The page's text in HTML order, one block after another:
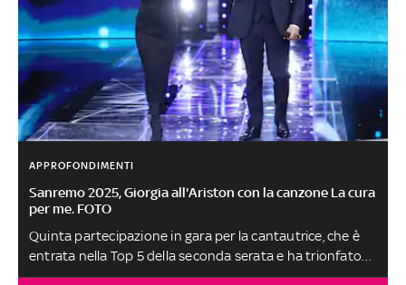
APPROFONDIMENTI
Sanremo 2025, Giorgia all'Ariston con la canzone La cura
per me. FOTO
Quinta partecipazione in gara per la cantautrice, che è
entrata nella Top 5 della seconda serata e ha trionfato
nella serata cover in coppia con Annalisa nel brano